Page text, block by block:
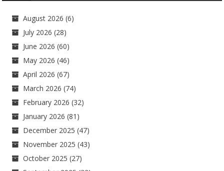
August 2026 (6)
July 2026 (28)
June 2026 (60)
May 2026 (46)
April 2026 (67)
March 2026 (74)
February 2026 (32)
January 2026 (81)
December 2025 (47)
November 2025 (43)
October 2025 (27)